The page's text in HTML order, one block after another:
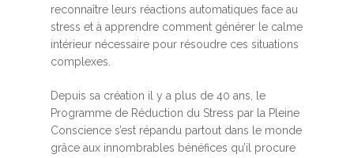
reconnaître leurs réactions automatiques face au
stress et à apprendre comment générer le calme
intérieur nécessaire pour résoudre ces situations
complexes.
Depuis sa création il y a plus de 40 ans, le
Programme de Réduction du Stress par la Pleine
Conscience s’est répandu partout dans le monde
grâce aux innombrables bénéfices qu’il procure